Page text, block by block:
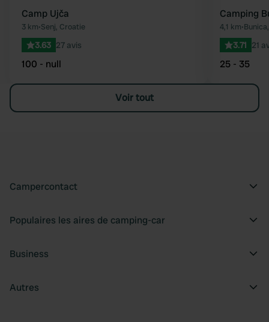
Camp Ujča
3 km•Senj, Croatie
3.63 27 avis
100 - null
Camping
4,1 km•
3.71 21
25 - 35
Voir tout
Campercontact
Populaires les aires de camping-car
Business
Autres